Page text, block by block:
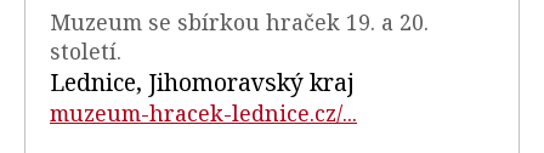
Muzeum se sbírkou hraček 19. a 20.
století.
Lednice, Jihomoravský kraj
muzeum-hracek-lednice.cz/...